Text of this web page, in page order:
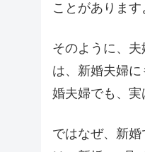
ことがあります
そのように、
は、新婚夫婦
婚夫婦でも、実
ではなぜ、新